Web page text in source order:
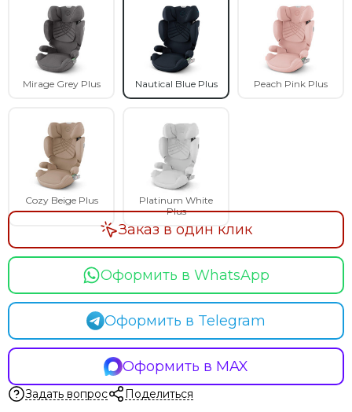
Mirage Grey Plus Nautical Blue Plus Peach Pink Plus
Cozy Beige Plus
Platinum White
Plus
Оформить в WhatsApp
Оформить в Telegram
Оформить в MAX
Заказ в один клик
Задать вопрос Поделиться